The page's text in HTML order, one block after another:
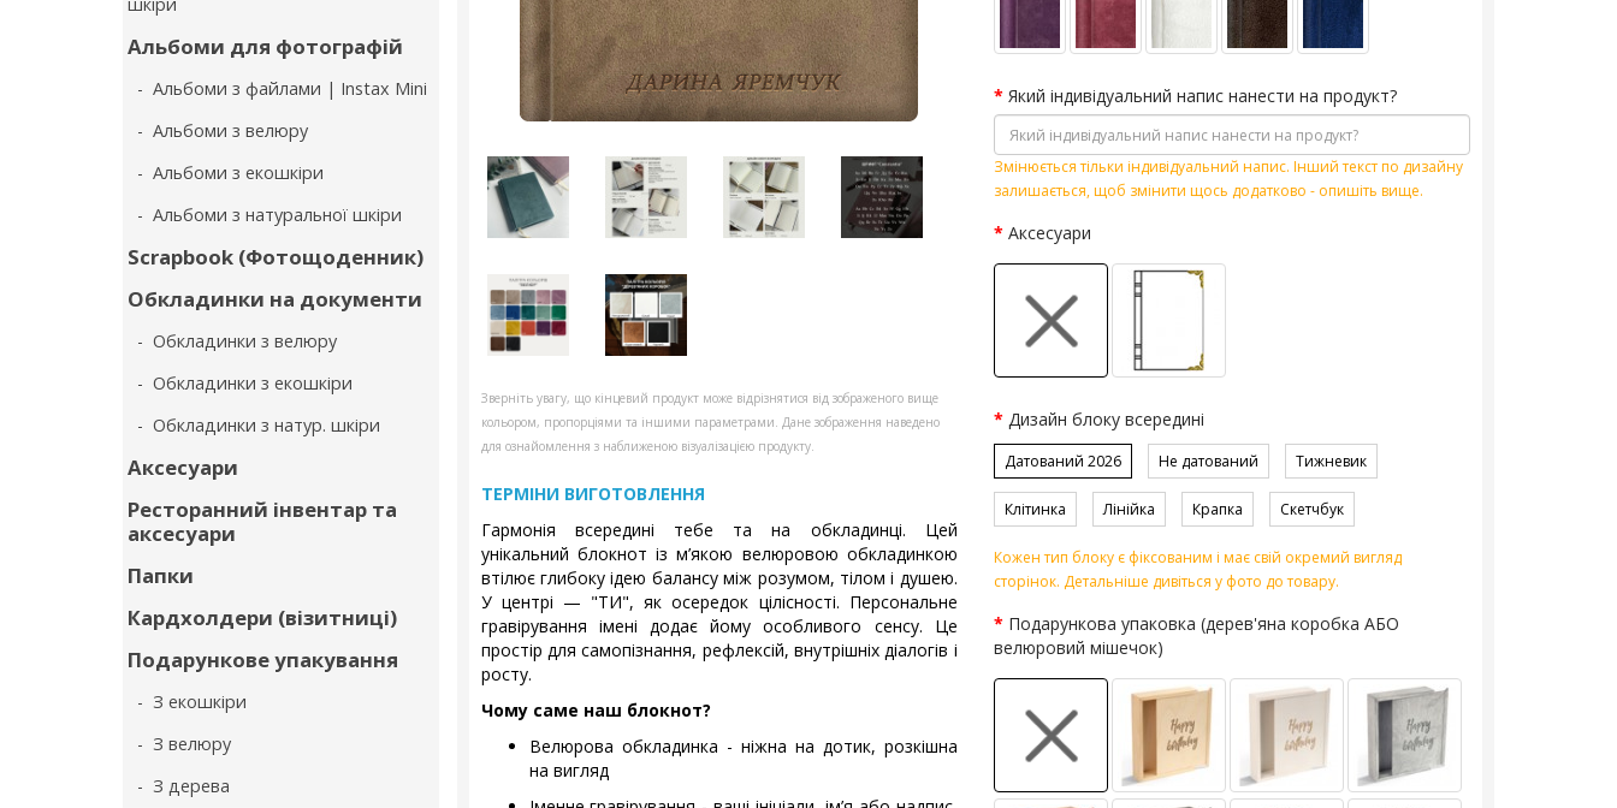
Альбоми для фотографій
- Альбоми з файлами | Instax Mini
- Альбоми з велюру
- Альбоми з екошкіри
- Альбоми з натуральної шкіри
Scrapbook (Фотощоденник)
Обкладинки на документи
- Обкладинки з велюру
- Обкладинки з екошкіри
- Обкладинки з натур. шкіри
Аксесуари
Ресторанний інвентар та
аксесуари
Папки
Кардхолдери (візитниці)
Подарункове упакування
- З екошкіри
- З велюру
- З дерева
Зверніть увагу, що кінцевий продукт може відрізнятися від зображеного вище
кольором, пропорціями та іншими параметрами. Дане зображення наведено
для ознайомлення з наближеною візуалізацією продукту.
ТЕРМІНИ ВИГОТОВЛЕННЯ
Гармонія всередині тебе та на обкладинці. Цей
унікальний блокнот із м’якою велюровою обкладинкою
втілює глибоку ідею балансу між розумом, тілом і душею.
У центрі — "ТИ", як осередок цілісності. Персональне
гравірування імені додає йому особливого сенсу. Це
простір для самопізнання, рефлексій, внутрішніх діалогів і
росту.
Чому саме наш блокнот?
Велюрова обкладинка - ніжна на дотик, розкішна
на вигляд
Який індивідуальний напис нанести на продукт?
Змінюється тільки індивідуальний напис. Інший текст по дизайну
залишається, щоб змінити щось додатково - опишіть вище.
Аксесуари
Дизайн блоку всередині
Датований 2026 Не датований Тижневик
Клітинка Лінійка Крапка Скетчбук
Кожен тип блоку є фіксованим і має свій окремий вигляд
сторінок. Детальніше дивіться у фото до товару.
Подарункова упаковка (дерев'яна коробка АБО
велюровий мішечок)